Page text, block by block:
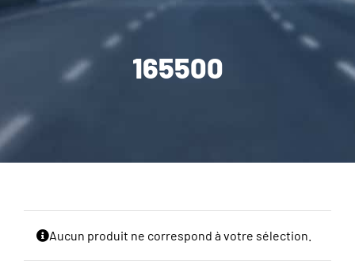
ENTRETIEN / MÉCANIQUE
CARROSSERIE / VITRAGE
CONTACT
165500
Aucun produit ne correspond à votre sélection.